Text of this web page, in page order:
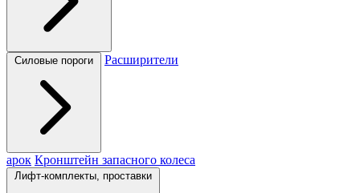
Силовые пороги Расширители
арок Кронштейн запасного колеса
Лифт-комплекты, проставки